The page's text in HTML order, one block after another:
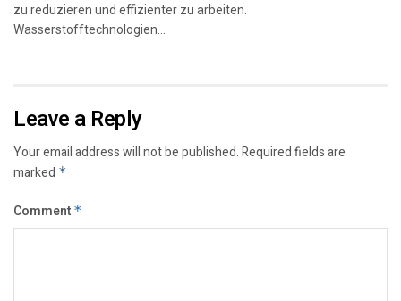
zu reduzieren und effizienter zu arbeiten.
Wasserstofftechnologien...
Leave a Reply
Your email address will not be published.Required fields are
marked *
Comment *